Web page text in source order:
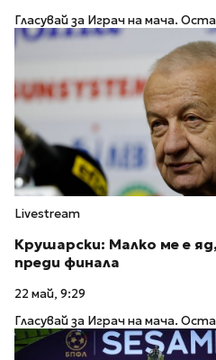
Гласувай за Играч на мача.
Livestream
Крушарски: Малко ме е
преди финала
22 май, 9:29
Гласувай за Играч на мача.